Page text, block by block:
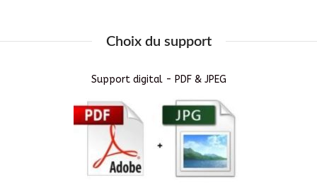
Choix du support
Support digital - PDF & JPEG